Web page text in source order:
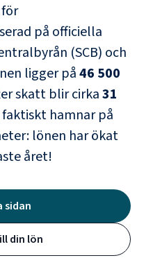
på officiella
(SCB) och
ligger på46 500
skatt blir cirka31
hamnar på
lönen har ökat
året!
sidan
din lön